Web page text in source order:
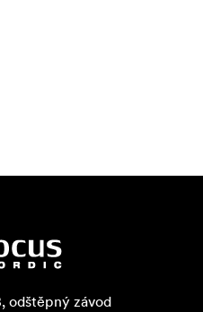
odštěpný závod